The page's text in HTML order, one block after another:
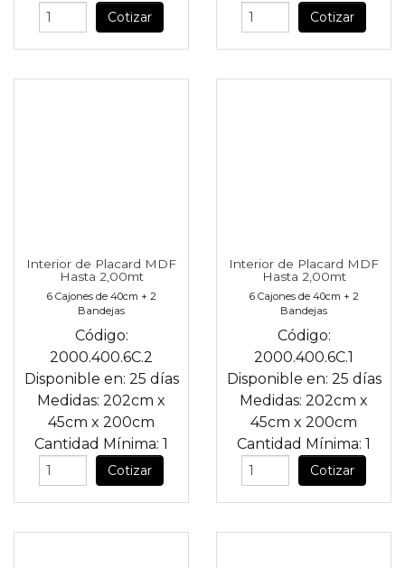
Cotizar Cotizar
Interior de Placard MDF
Hasta 2,00mt
6 Cajones de 40cm + 2
Bandejas
Código:
2000.400.6C.2
Disponible en: 25 días
Medidas: 202cm x
45cm x 200cm
Cantidad Mínima: 1
Cotizar
Interior de Placard MDF
Hasta 2,00mt
6 Cajones de 40cm + 2
Bandejas
Código:
2000.400.6C.1
Disponible en: 25 días
Medidas: 202cm x
45cm x 200cm
Cantidad Mínima: 1
Cotizar